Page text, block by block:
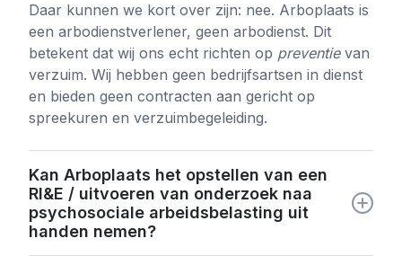
Het beschikken over en arbobeleid;
het aangesteld hebben van een
preventiemedewerker, waar nodig met
instemming van de ondernemingsraad/
personeelsvertegenwoordiging;
Daarnaast wordt veel aandacht besteed hoe
psychosociale arbeidsbelasting beheerst
hebben.
Daar kunnen we kort over zijn: nee. Arboplaats is
een arbodienstverlener, geen arbodienst. Dit
betekent dat wij ons echt richten op preventievan
verzuim. Wij hebben geen bedrijfsartsen in dienst
en bieden geen contracten aan gericht op
spreekuren en verzuimbegeleiding.
Kan Arboplaats het opstellen van een
RI&E / uitvoeren van onderzoek naa
psychosociale arbeidsbelasting uit
handen nemen?